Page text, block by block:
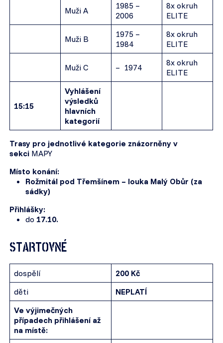
Muži A
1985 –
2006
8x okruh
ELITE
Muži B
1975 –
1984
8x okruh
ELITE
Muži C – 1974
8x okruh
ELITE
15:15
Vyhlášení
výsledků
hlavních
kategorií
Trasy pro jednotlivé kategorie znázorněny v
sekci MAPY
Místo konání:
Rožmitál pod Třemšínem – louka Malý Obůr (za
sádky)
Přihlášky:
do 17.10.
STARTOVNÉ
dospělí
200 Kč
děti
NEPLATÍ
Ve výjimečných
případech přihlášení až
na místě: